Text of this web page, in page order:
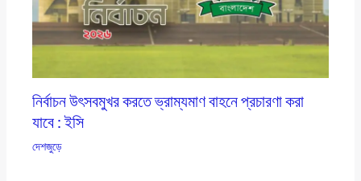
নির্বাচন উৎসবমুখর করতে ভ্রাম্যমাণ বাহনে প্রচারণা করা
যাবে : ইসি
দেশজুড়ে